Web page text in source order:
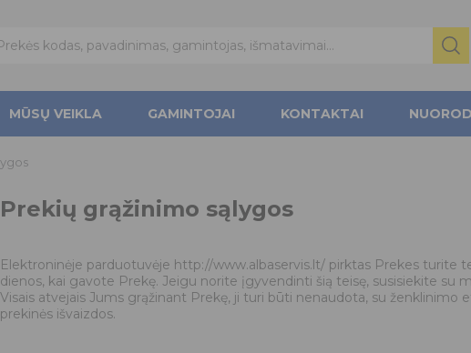
MŪSŲ VEIKLA GAMINTOJAI KONTAKTAI
Prekių grąžinimo sąlygos
Elektroninėje parduotuvėje http://www.albaservis.lt/ pirktas Prekes turite
dienos, kai gavote Prekę. Jeigu norite įgyvendinti šią teisę, susisiekite su
Visais atvejais Jums grąžinant Prekę, ji turi būti nenaudota, su
prekinės išvaizdos.